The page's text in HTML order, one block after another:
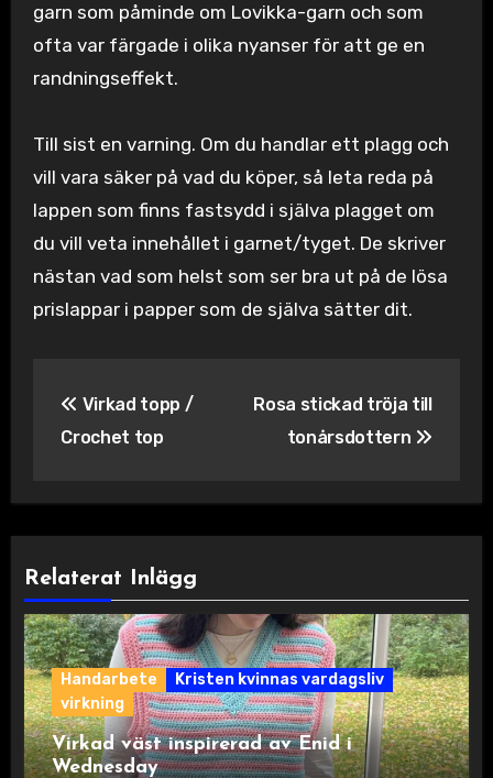
garn som påminde om Lovikka-garn och som
ofta var färgade i olika nyanser för att ge en
randningseffekt.
Till sist en varning. Om du handlar ett plagg och
vill vara säker på vad du köper, så leta reda på
lappen som finns fastsydd i själva plagget om
du vill veta innehållet i garnet/tyget. De skriver
nästan vad som helst som ser bra ut på de lösa
prislappar i papper som de själva sätter dit.
Virkad topp /
Crochet top
Rosa stickad tröja till
tonårsdottern
Relaterat Inlägg
Handarbete
Kristen kvinnas vardagsliv
virkning
Virkad väst inspirerad av Enid i
Wednesday